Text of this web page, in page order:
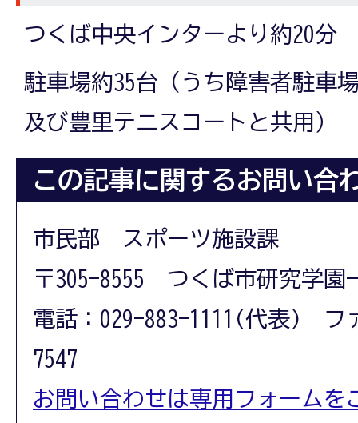
つくば中央インターより約20分
駐車場約35台（うち障害者駐車
及び豊里テニスコートと共用）
この記事に関するお問い合
市民部 スポーツ施設課
〒305-8555 つくば市研究学園
電話：029-883-1111(代表) フ
7547
お問い合わせは専用フォームを